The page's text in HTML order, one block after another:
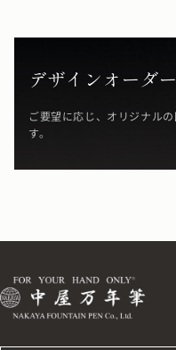
デザインオーダ
ご要望に応じ、オリジナル
す。